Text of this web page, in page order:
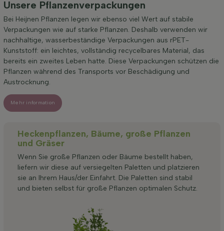
Unsere Pflanzenverpackungen
Bei Heijnen Pflanzen legen wir ebenso viel Wert auf stabile
Verpackungen wie auf starke Pflanzen. Deshalb verwenden wir
nachhaltige, wasserbeständige Verpackungen aus rPET-
Kunststoff: ein leichtes, vollständig recycelbares Material, das
bereits ein zweites Leben hatte. Diese Verpackungen schützen die
Pflanzen während des Transports vor Beschädigung und
Austrocknung.
Mehr information
Heckenpflanzen, Bäume, große Pflanzen
und Gräser
Wenn Sie große Pflanzen oder Bäume bestellt haben,
liefern wir diese auf versiegelten Paletten und platzieren
sie an Ihrem Haus/der Einfahrt. Die Paletten sind stabil
und bieten selbst für große Pflanzen optimalen Schutz.